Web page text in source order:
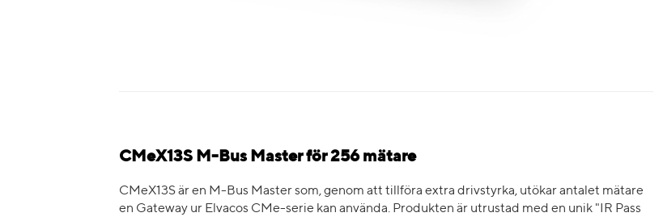
CMeX13S M-Bus Master för 256 mätare
CMeX13S är en M-Bus Master som, genom att tillföra extra drivstyrka, utökar antalet mätare
en Gateway ur Elvacos CMe-serie kan använda. Produkten är utrustad med en unik "IR Pass